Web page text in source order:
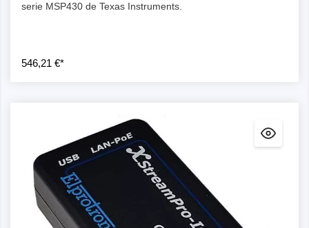
serie MSP430 de Texas Instruments.
546,21 €*